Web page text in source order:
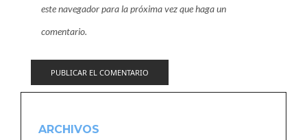
este navegador para la próxima vez que haga un
comentario.
ARCHIVOS